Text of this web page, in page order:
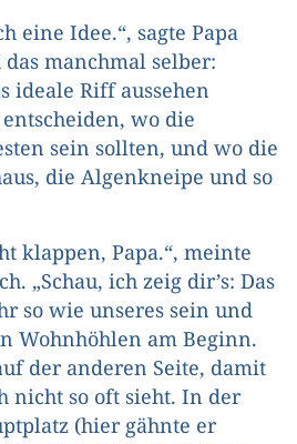
eine Idee.“, sagte Papa
manchmal selber:
ideale Riff aussehen
wo die
sein sollten, und wo die
die Algenkneipe und so
klappen, Papa.“, meinte
„Schau, ich zeig dir’s: Das
so wie unseres sein und
Wohnhöhlen am Beginn.
der anderen Seite, damit
nicht so oft sieht. In der
(hier gähnte er